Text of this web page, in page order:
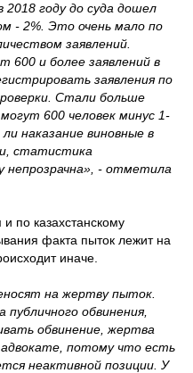
году до суда дошел
- 2%. Это очень мало по
заявлений.
600 и более заявлений в
заявления по
Стали больше
600 человек минус 1-
наказание виновные в
статистика
непрозрачна», - отметила
по казахстанскому
факта пыток лежит на
иначе.
на жертву пыток.
обвинения,
обвинение, жертва
потому что есть
неактивной позиции. У